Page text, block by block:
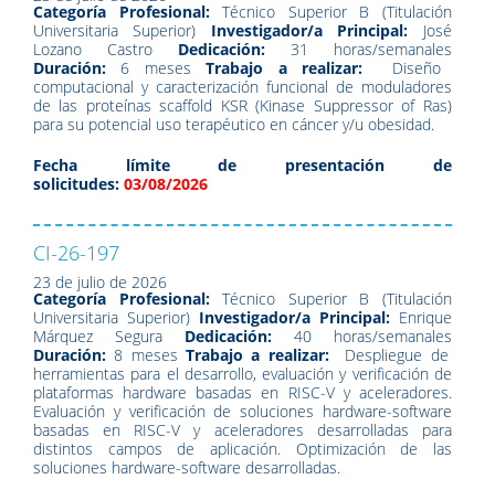
Categoría Profesional:Técnico Superior B (Titulación
Universitaria Superior) Investigador/a Principal: José
Lozano Castro Dedicación: 31 horas/semanales
Duración: 6 mesesTrabajo a realizar:
Diseño
computacional y caracterización funcional de moduladores
de las proteínas scaffold KSR (Kinase Suppressor of Ras)
para su potencial uso terapéutico en cáncer y/u obesidad.
Fecha límite de presentación de
solicitudes: 03/08/2026
CI-26-197
23 de julio de 2026
Categoría Profesional:Técnico Superior B (Titulación
Universitaria Superior) Investigador/a Principal: Enrique
Márquez Segura Dedicación: 40 horas/semanales
Duración:8 meses Trabajo a realizar:
Despliegue de
herramientas para el desarrollo, evaluación y verificación de
plataformas hardware basadas en RISC-V y aceleradores.
Evaluación y verificación de soluciones hardware-software
basadas en RISC-V y aceleradores desarrolladas para
distintos campos de aplicación. Optimización de las
soluciones hardware-software desarrolladas.